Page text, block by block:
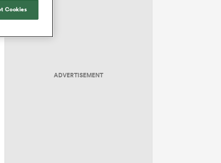
ADVERTISEMENT
Cookies